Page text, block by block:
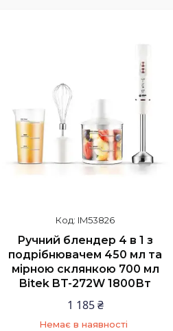
IM53826
Ручний блендер 4 в 1 з
подрібнювачем 450 мл та
мірною склянкою 700 мл
Bitek BT-272W 1800Вт
1 185 ₴
Немає в наявності